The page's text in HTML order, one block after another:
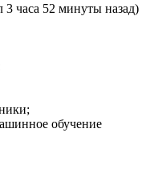
3 часа 52 минуты назад)
обучение